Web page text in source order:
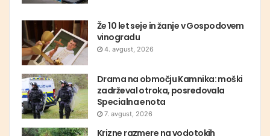
Že 10 let seje in žanje v Gospodovem
vinogradu
4. avgust, 2026
Drama na območju Kamnika: moški
zadrževal otroka, posredovala
Specialna enota
7. avgust, 2026
Krizne razmere na vodotokih